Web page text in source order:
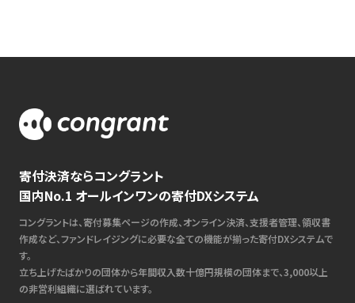
寄付決済ならコングラント
国内No.1 オールインワンの寄付DXシステム
コングラントは、寄付募集ページの作成、オンライン決済、支援者管理、領収書
作成など、ファンドレイジングに必要な全ての機能が揃った寄付DXシステムで
す。
立ち上げたばかりの団体から年間収入数十億円規模の団体まで、3,000以上
の非営利組織に選ばれています。